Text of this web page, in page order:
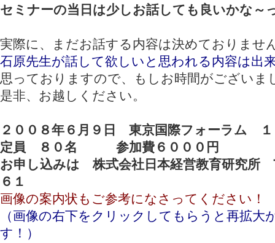
セミナーの当日は少しお話しても良いかな～
実際に、まだお話する内容は決めておりませ
石原先生が話して欲しいと思われる内容は出
思っておりますので、もしお時間がございま
是非、お越しください。
２００８年６月９日 東京国際フォーラム １
定員 ８０名 参加費６０００円
お申し込みは 株式会社日本経営教育研究所
６１
画像の案内状もご参考になさってください！
（画像の右下をクリックしてもらうと再拡大
す！）